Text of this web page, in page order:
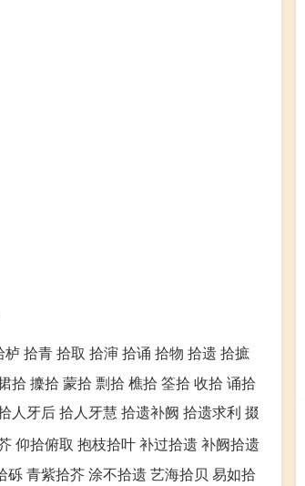
拾青 拾取 拾渖 拾诵 拾物 拾遗 拾摭
拾 攈拾 蒙拾 剽拾 樵拾 筌拾 收拾 诵拾
人牙后 拾人牙慧 拾遗补阙 拾遗求利 掇
仰拾俯取 抱枝拾叶 补过拾遗 补阙拾遗
青紫拾芥 涂不拾遗 艺海拾贝 易如拾